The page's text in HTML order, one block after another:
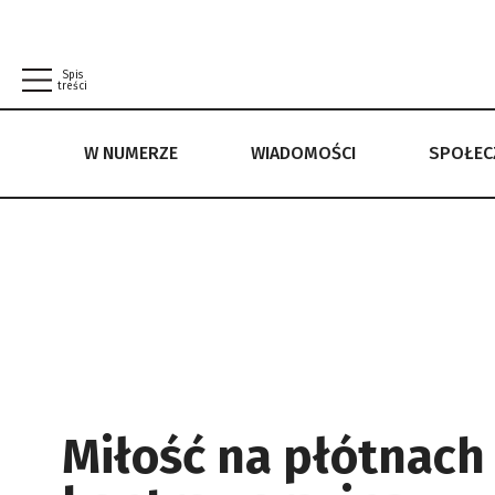
Spis
treści
W NUMERZE WIADOMOŚCI
W NUMERZE WIADOMOŚCI SPOŁECZEŃSTWO
Miłość na